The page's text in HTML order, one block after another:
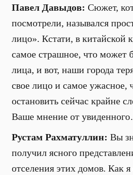
Павел Давыдов: Сюжет,
посмотрели, назывался
лицо». Кстати, в китайской
самое страшное, что может
лица, и вот, наши города
свое лицо и самое ужасное,
остановить сейчас крайне
Ваше мнение от
Рустам Рахматуллин: Вы
получил ясного
отселения этих домов. Как